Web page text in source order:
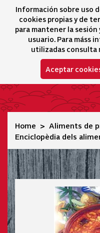
Información sobre uso
cookies propias y de
para mantener la
usuario. Para máss
utilizadas consulta
Aceptar
Arròs
Home Aliments de
Enciclopèdia dels